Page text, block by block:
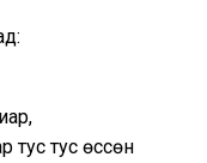
тус тус өссөн